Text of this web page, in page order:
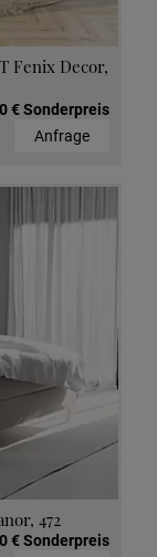
Fenix Decor,
€ Sonderpreis
Anfrage
472
€ Sonderpreis